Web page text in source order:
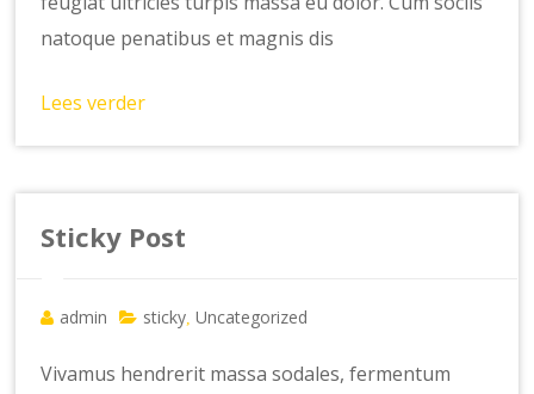
natoque penatibus et magnis dis
Lees verder
Sticky Post
admin sticky ,Uncategorized
Vivamus hendrerit massa sodales, fermentum